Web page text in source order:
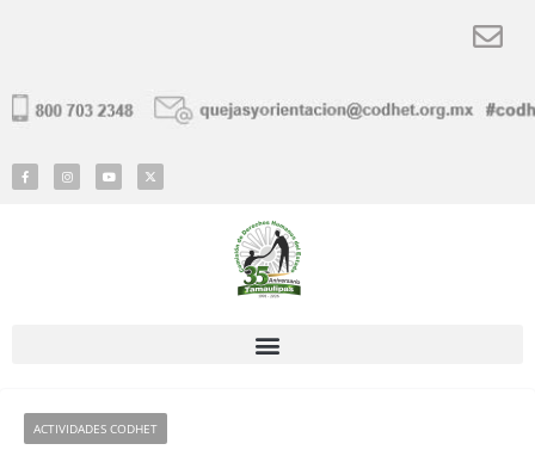
ACTIVIDADES CODHET